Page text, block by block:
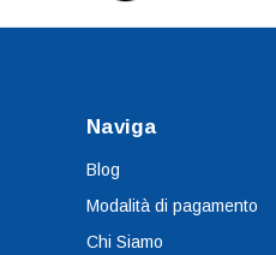
Naviga
Blog
Modalità di pagamento
Chi Siamo